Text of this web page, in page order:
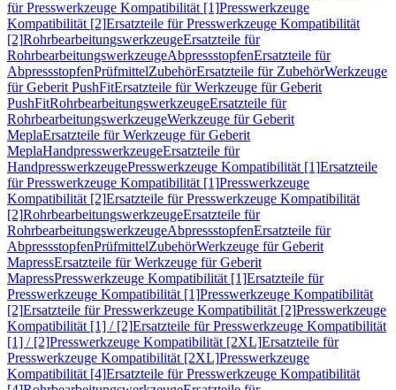
für Presswerkzeuge Kompatibilität [1]Presswerkzeuge
Kompatibilität [2]Ersatzteile für Presswerkzeuge Kompatibilität
[2]RohrbearbeitungswerkzeugeErsatzteile für
RohrbearbeitungswerkzeugeAbpressstopfenErsatzteile für
AbpressstopfenPrüfmittelZubehörErsatzteile für ZubehörWerkzeuge
für Geberit PushFitErsatzteile für Werkzeuge für Geberit
PushFitRohrbearbeitungswerkzeugeErsatzteile für
RohrbearbeitungswerkzeugeWerkzeuge für Geberit
MeplaErsatzteile für Werkzeuge für Geberit
MeplaHandpresswerkzeugeErsatzteile für
HandpresswerkzeugePresswerkzeuge Kompatibilität [1]Ersatzteile
für Presswerkzeuge Kompatibilität [1]Presswerkzeuge
Kompatibilität [2]Ersatzteile für Presswerkzeuge Kompatibilität
[2]RohrbearbeitungswerkzeugeErsatzteile für
RohrbearbeitungswerkzeugeAbpressstopfenErsatzteile für
AbpressstopfenPrüfmittelZubehörWerkzeuge für Geberit
MapressErsatzteile für Werkzeuge für Geberit
MapressPresswerkzeuge Kompatibilität [1]Ersatzteile für
Presswerkzeuge Kompatibilität [1]Presswerkzeuge Kompatibilität
[2]Ersatzteile für Presswerkzeuge Kompatibilität [2]Presswerkzeuge
Kompatibilität [1] / [2]Ersatzteile für Presswerkzeuge Kompatibilität
[1] / [2]Presswerkzeuge Kompatibilität [2XL]Ersatzteile für
Presswerkzeuge Kompatibilität [2XL]Presswerkzeuge
Kompatibilität [4]Ersatzteile für Presswerkzeuge Kompatibilität